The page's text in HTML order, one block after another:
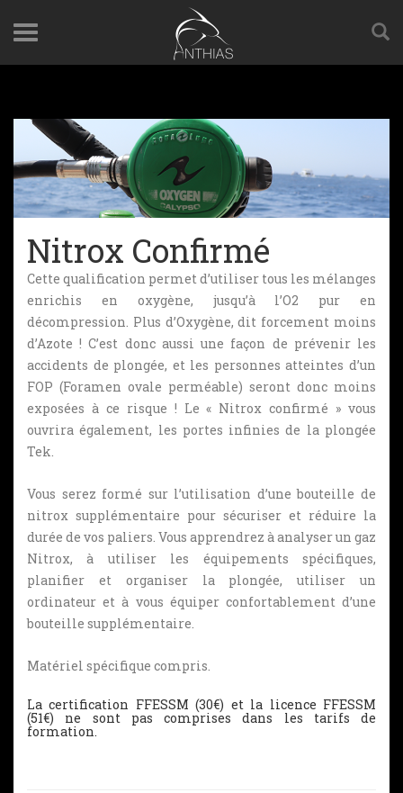
Nitrox Confirmé
Cette qualification permet d’utiliser tous les mélanges
enrichis en oxygène, jusqu’à l’O2 pur en
décompression. Plus d’Oxygène, dit forcement moins
d’Azote ! C’est donc aussi une façon de prévenir les
accidents de plongée, et les personnes atteintes d’un
FOP (Foramen ovale perméable) seront donc moins
exposées à ce risque ! Le « Nitrox confirmé » vous
ouvrira également, les portes infinies de la plongée
Tek.
Vous serez formé sur l’utilisation d’une bouteille de
nitrox supplémentaire pour sécuriser et réduire la
durée de vos paliers. Vous apprendrez à analyser un gaz
Nitrox, à utiliser les équipements spécifiques,
planifier et organiser la plongée, utiliser un
ordinateur et à vous équiper confortablement d’une
bouteille supplémentaire.
Matériel spécifique compris.
La certification FFESSM (30€) et la licence FFESSM
(51€) ne sont pas comprises dans les tarifs de
formation.